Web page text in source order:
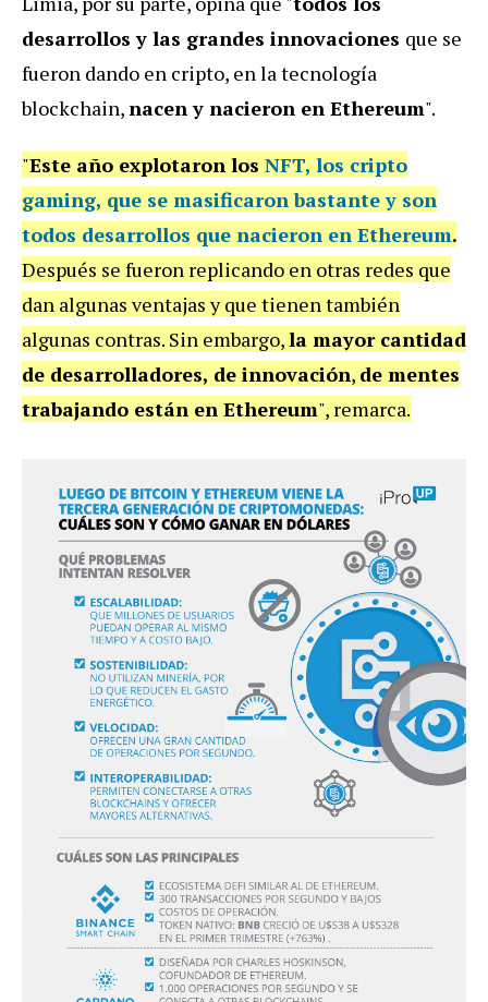
desarrollos y las grandes innovaciones que se
fueron dando en cripto, en la tecnología
blockchain,nacen y nacieron en Ethereum".
"Este año explotaron los NFT, los cripto
gaming, que se masificaron bastante y son
todos desarrollos que nacieron en Ethereum.
Después se fueron replicando en otras redes que
dan algunas ventajas y que tienen también
algunas contras. Sin embargo,la mayor cantidad
de desarrolladores, de innovación, de mentes
trabajando están en Ethereum", remarca.